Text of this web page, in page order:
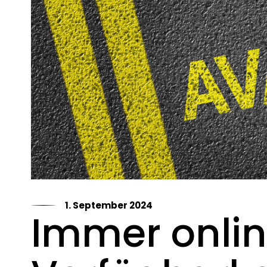
1. September 2024
Immer